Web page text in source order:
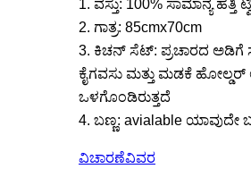
1. ವಸ್ತು: 100% ಸಾಮಾನ್ಯ ಹತ್ತಿ
2. ಗಾತ್ರ: 85cmx70cm
3. ಕಿಚನ್ ಸೆಟ್: ಪ್ರಚಾರದ ಅಡಿಗೆ
ಕೈಗವಸು ಮತ್ತು ಮಡಕೆ ಹೋಲ್ಡರ್
ಒಳಗೊಂಡಿರುತ್ತದೆ
4. ಬಣ್ಣ: avialable ಯಾವುದೇ
ವಿಚಾರಣೆವಿವರ